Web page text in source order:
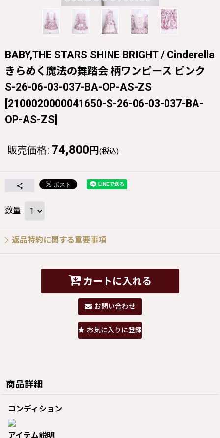
BABY,THE STARS SHINE BRIGHT / Cinderella
きらめく魔法の舞踏会 柄ワンピース ピンク
S-26-06-03-037-BA-OP-AS-ZS
[2100020000041650-S-26-06-03-037-BA-
OP-AS-ZS]
販売価格: 74,800 円 (税込)
数量:
返品特約に関する重要事項
カートに入れる
お問い合わせ
お気に入りに登録
商品詳細
コンディション
アイテム説明